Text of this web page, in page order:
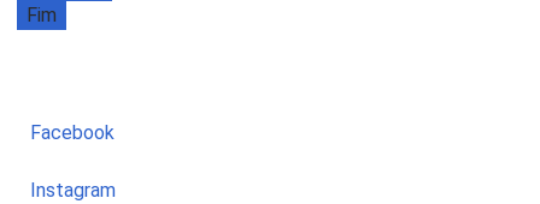
Fim
Facebook
Instagram